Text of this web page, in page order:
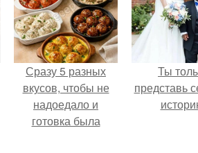
Сразу 5 разных
вкусов, чтобы не
надоедало и
готовка была
Ты
представь